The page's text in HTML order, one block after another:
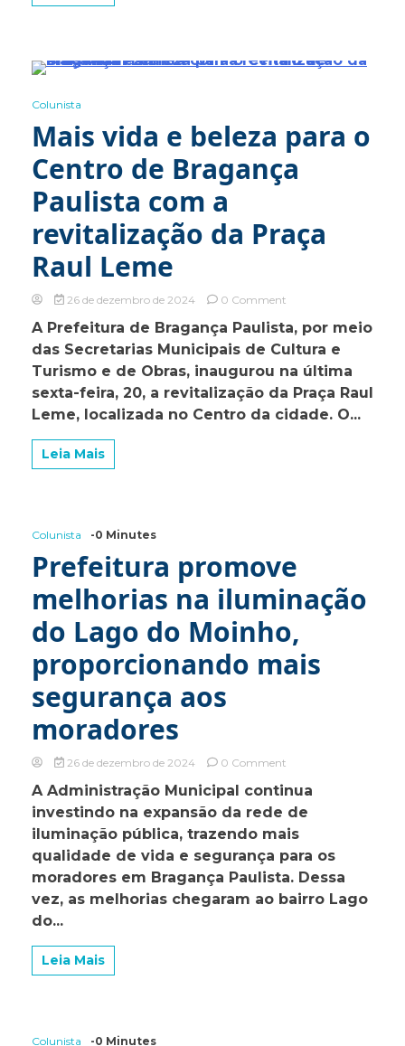
Colunista
Mais vida e beleza para o
Centro de Bragança
Paulista com a
revitalização da Praça
Raul Leme
26 de dezembro de 2024 0 Commenton
vida
e
beleza
para
o
Centro
Raul
Leme
A Prefeitura de Bragança Paulista, por meio
das Secretarias Municipais de Cultura e
Turismo e de Obras, inaugurou na última
sexta-feira, 20, a revitalização da Praça Raul
Leme, localizada no Centro da cidade. O...
Leia Mais
Colunista -0 Minutes
Prefeitura promove
melhorias na iluminação
do Lago do Moinho,
proporcionando mais
segurança aos
moradores
26 de dezembro de 2024 0 Commenton
promove
melhorias
na
iluminação
do
Lago
Moinho,
A Administração Municipal continua
investindo na expansão da rede de
iluminação pública, trazendo mais
qualidade de vida e segurança para os
moradores em Bragança Paulista. Dessa
vez, as melhorias chegaram ao bairro Lago
do...
Leia Mais
Colunista -0 Minutes